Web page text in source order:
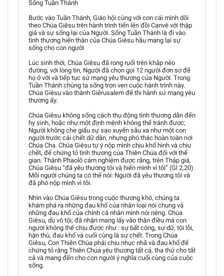
Sống Tuần Thánh
Bước vào Tuần Thánh, Giáo hội cùng với con cái mình dõi
theo Chúa Giêsu trên hành trình tiến lên đồi Canvê với thập
giá và sự sống lại của Người. Sống Tuần Thánh là đi vào
tình thương hiến thân của Chúa Giêsu hầu mang lại sự
sống cho con người
Lúc sinh thời, Chúa Giêsu đã rong ruổi trên khắp nẻo
đường, với lòng tin, Người đã chọn gọi 12 người đơn sơ để
họ ở với và tiếp tục sứ mạng yêu thương của Người. Trong
Tuần Thánh chúng ta sống trọn vẹn cuộc hành trình này.
Chúa Giêsu vào thành Giêrusalem để thi hành sứ mạng yêu
thương ấy.
Chúa Giêsu không sống cách thụ động tình thương dẫn đến
hy sinh, hoặc như một định mệnh không thể tránh được;
Người không che giấu sự sao xuyến sâu xa như một con
người trước cái chết dữ dằn, nhưng phó thác hoàn toàn nơi
Chúa Cha. Chúa Giêsu tự ý nộp mình chịu khổ hình và chịu
chết, để chứng tỏ tình thương của Thiên Chúa đối với thế
gian. Thánh Phaolô cảm nghiệm được rằng, trên Thập giá,
Chúa Giêsu “đã yêu thương tôi và hiến mình vì tôi” (Gl 2,20).
Mỗi người chúng ta có thể nói: Người đã yêu thương tôi và
đã phó nộp mình vì tôi.
Nhìn vào Chúa Giêsu trong cuộc thương khó, chúng ta
khám phá ra những đau khổ của nhân loại nói chung và
những đau khổ của chính cá nhân mình nói riêng. Chúa
Giêsu, dù vô tội, đã nhận mang lấy vào thân điều mà con
người không thể chịu được như : sự bất công, sự dữ, tội lỗi,
hận thù, đau khổ và cuối cùng là sự chết. Trong Chúa
Giêsu, Con Thiên Chúa phải chịu nhục nhã và đau khổ để
chứng tỏ rằng Thiên Chúa yêu thương tất cả, tha thứ cho tất
cả và mang đến cho con người ý nghĩa cuối cùng của cuộc
sống.